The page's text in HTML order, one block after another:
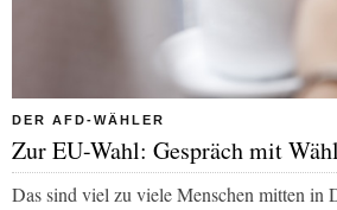
DER AFD-WÄHLER
Zur EU-Wahl: Gespräch mit
Das sind viel zu viele Menschen mitten in